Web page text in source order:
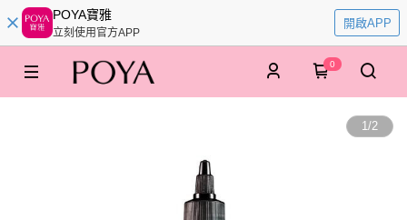
POYA寶雅
立刻使用官方APP
開啟APP
0
1/2